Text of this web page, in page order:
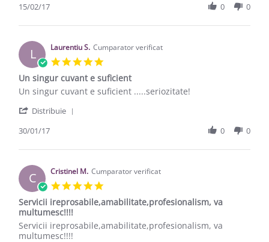
15/02/17 0 0
L Laurentiu S. Cumparator verificat
Un singur cuvant e suficient
Review by Laurentiu S. on 30 Jan 2017
review stating Un singur cuvant e suficient
Un singur cuvant e suficient .....seriozitate!
Distribuie
30/01/17 0 0
C Cristinel M. Cumparator verificat
Servicii ireprosabile,amabilitate,profesionalism, va
multumesc!!!!
Review by Cristinel M. on 27 Nov 2016
review stating Servicii
Servicii ireprosabile,amabilitate,profesionalism, va
multumesc!!!!